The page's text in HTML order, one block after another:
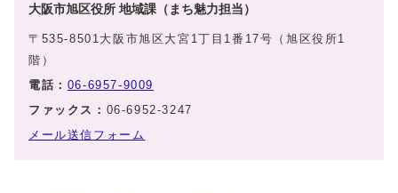
大阪市旭区役所 地域課（まち魅力担当）
〒535-8501大阪市旭区大宮1丁目1番17号（旭区役所1
階）
電話： 06-6957-9009
ファックス： 06-6952-3247
メール送信フォーム